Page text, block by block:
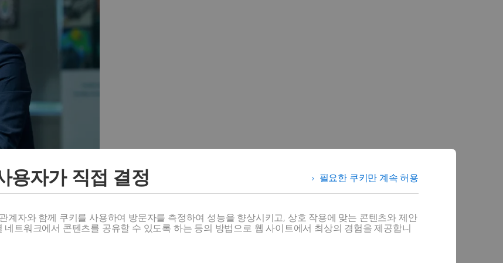
필요한 쿠키만 계속 허용
용자가 직접 결정
계자와 함께 쿠키를 사용하여 방문자를 측정하여 성능을 향상시키고, 상호 작용에 맞는 콘텐츠와 제안
트워크에서 콘텐츠를 공유할 수 있도록 하는 등의 방법으로 웹 사이트에서 최상의 경험을 제공합니